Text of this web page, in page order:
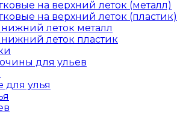
на верхний леток (металл)
на верхний леток (пластик)
леток металл
леток пластик
для ульев
улья